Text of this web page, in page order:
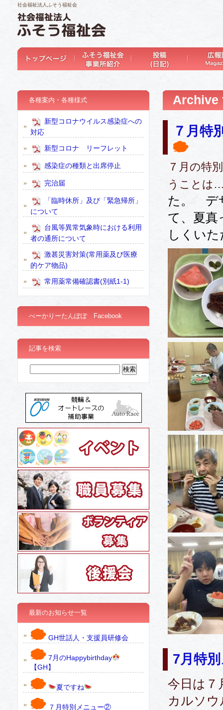
社会福祉法人ふそう福祉会
Archive
７月特
７月の特
うこと
た。 デ
て、夏真
しくい
7月特
今日は７
カルソ
各種案内・各種様式
新型コロナウイルス感染症への
対応
新型コロナ リーフレット
感染症の種類と出席停止
完治届
「臨時休所」及び「緊急帰所」
について
台風等異常気象時における利用
者の通所について
激甚災害対策(常用薬及び医療
的ケア物品)
常用薬常備確認書(別紙1-1)
べーかりーたんぽぽ Facebook
記事を検索
最新のお知らせ一覧
GH世話人・支援員研修会
7月のHappybirthday
【GH】
夏ですね
７月特別メニュー②